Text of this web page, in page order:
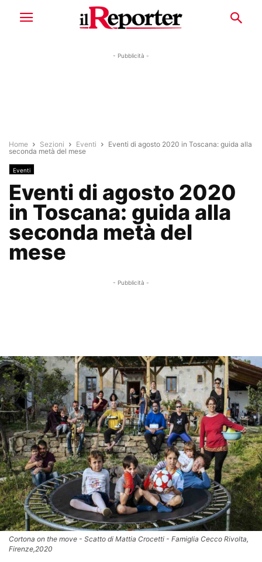
- Pubblicità -
Home Sezioni Eventi
Eventi di agosto 2020 in Toscana: guida alla
seconda metà del mese
Eventi
Eventi di agosto 2020
in Toscana: guida alla
seconda metà del
mese
- Pubblicità -
Cortona on the move - Scatto di Mattia Crocetti - Famiglia Cecco Rivolta,
Firenze,2020